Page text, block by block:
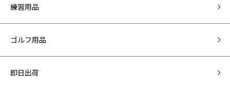
練習用品
ゴルフ用品
即日出荷